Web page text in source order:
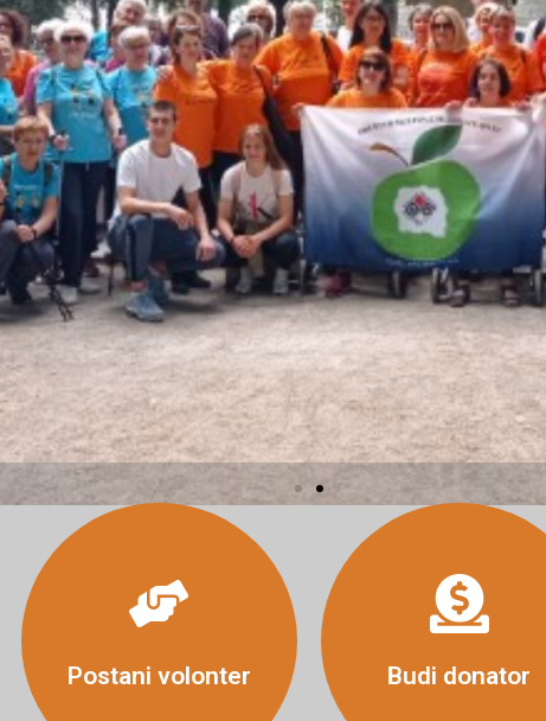
Upoznajte nas i pročitajte više o nama
Više
Postani volonter Budi donator
Više